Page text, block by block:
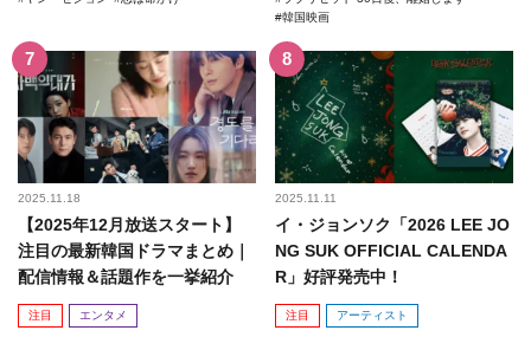
韓国映画
2025.11.18
【2025年12月放送スタート】
注目の最新韓国ドラマまとめ｜
配信情報＆話題作を一挙紹介
注目 エンタメ
2025.11.11
イ・ジョンソク「2026 LEE JO
NG SUK OFFICIAL CALENDA
R」好評発売中！
注目 アーティスト